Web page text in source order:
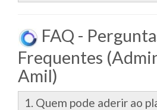
FAQ -
Frequentes
Amil)
1. Quem pode aderir ao